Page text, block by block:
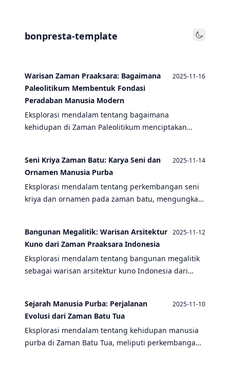
bonpresta-template Toggle
Warisan Zaman Praaksara: Bagaimana
Paleolitikum Membentuk Fondasi
Peradaban Manusia Modern
2025-11-16
Eksplorasi mendalam tentang bagaimana
kehidupan di Zaman Paleolitikum menciptakan
pemburu-pengumpul.
Seni Kriya Zaman Batu: Karya Seni dan
Ornamen Manusia Purba
2025-11-14
Eksplorasi mendalam tentang perkembangan seni
kriya dan ornamen pada zaman batu, mengungkap
Bangunan Megalitik: Warisan Arsitektur
Kuno dari Zaman Praaksara Indonesia
2025-11-12
Eksplorasi mendalam tentang bangunan megalitik
sebagai warisan arsitektur kuno Indonesia dari
Sejarah Manusia Purba: Perjalanan
Evolusi dari Zaman Batu Tua
2025-11-10
Eksplorasi mendalam tentang kehidupan manusia
purba di Zaman Batu Tua, meliputi perkembangan